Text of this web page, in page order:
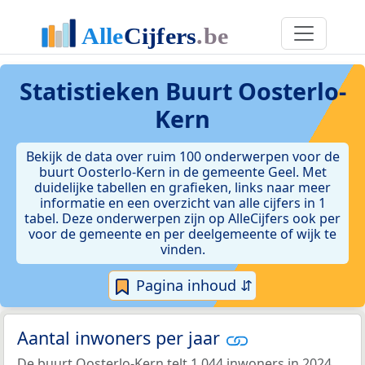
Statistieken Buurt Oosterlo-
Kern
Bekijk de data over ruim 100 onderwerpen voor de
buurt Oosterlo-Kern in de gemeente Geel. Met
duidelijke tabellen en grafieken, links naar meer
informatie en een overzicht van alle cijfers in 1
tabel. Deze onderwerpen zijn op AlleCijfers ook per
voor de gemeente en per deelgemeente of wijk te
vinden.
Pagina inhoud ⇵
Aantal inwoners per jaar